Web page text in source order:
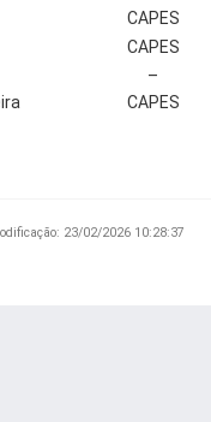
CAPES
CAPES
–
CAPES
23/02/2026 10:28:37